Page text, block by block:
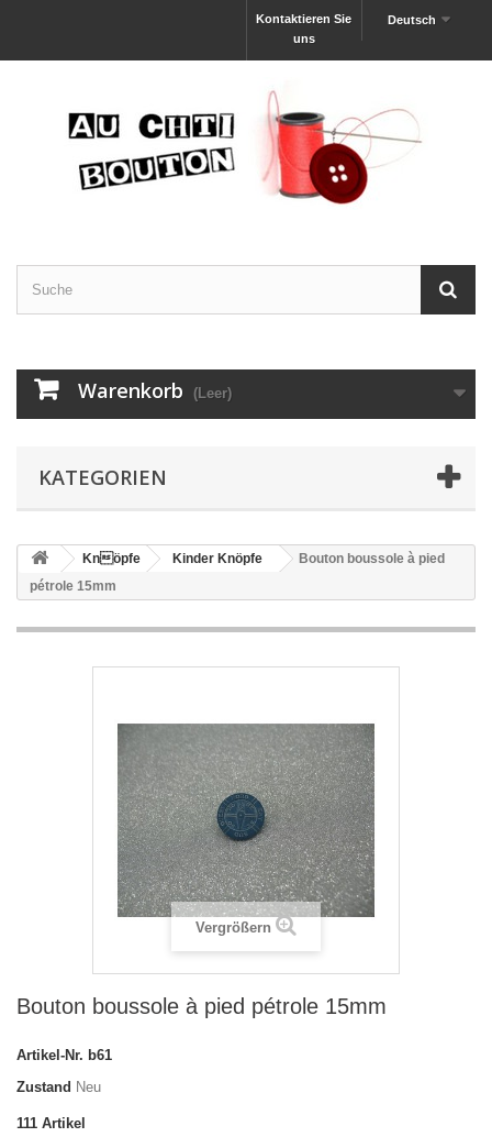
Deutsch
Kontaktieren Sie
uns
Warenkorb (Leer)
KATEGORIEN
Knöpfe Kinder Knöpfe
Bouton boussole à pied
pétrole 15mm
Vergrößern
Bouton boussole à pied pétrole 15mm
Artikel-Nr. b61
Zustand Neu
111 Artikel